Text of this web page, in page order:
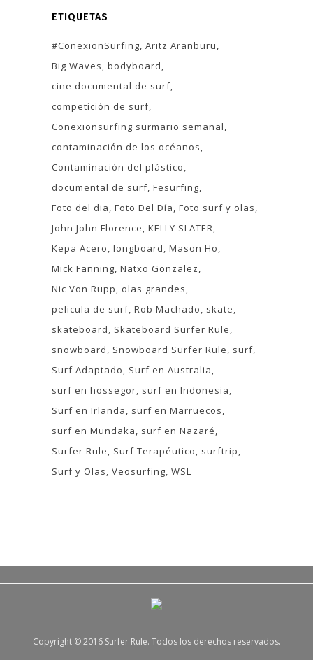
ETIQUETAS
#ConexionSurfing Aritz Aranburu
Big Waves bodyboard
cine documental de surf
competición de surf
Conexionsurfing surmario semanal
contaminación de los océanos
Contaminación del plástico
documental de surf Fesurfing
Foto del dia Foto Del Día Foto surf y olas
John John Florence KELLY SLATER
Kepa Acero longboard Mason Ho
Mick Fanning Natxo Gonzalez
Nic Von Rupp
olas grandes
pelicula de surf Rob Machado
skate
skateboard
Skateboard Surfer Rule
snowboard
Snowboard Surfer Rule
surf
Surf Adaptado
Surf en Australia
surf en hossegor surf en Indonesia
Surf en Irlanda
surf en Marruecos
surf en Mundaka
surf en Nazaré
Surfer Rule
Surf Terapéutico
surftrip
Surf y Olas Veosurfing WSL
Copyright © 2016 Surfer Rule. Todos los derechos reservados.